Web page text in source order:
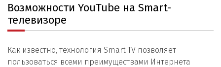
Возможности YouTube на Smart-
телевизоре
Как известно, технология Smart-TV позволяет
пользоваться всеми преимуществами Интернета